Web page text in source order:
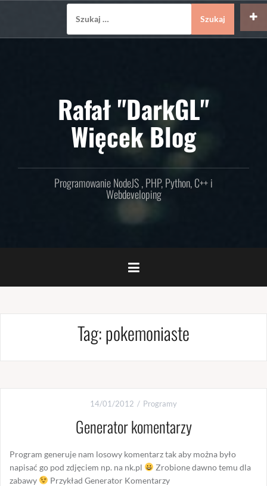
Rafał "DarkGL"
Więcek Blog
Programowanie NodeJS , PHP, Python, C++ i
Webdeveloping
Tag:pokemoniaste
14/01/2012 Programy
Generator komentarzy
Program generuje nam losowy komentarz tak aby można było
napisać go pod zdjęciem np. na nk.pl
Zrobione dawno temu dla
zabawy
Przykład Generator Komentarzy